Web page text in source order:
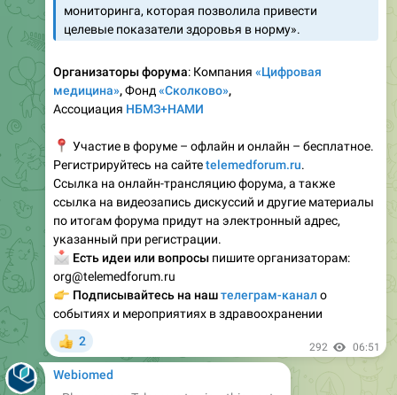
мониторинга, которая позволила привести
целевые показатели здоровья в норму».
Организаторы форума: Компания «Цифровая
медицина»,Фонд «Сколково»,
Ассоциация НБМЗ+НАМИ
Участие в форуме – офлайн и онлайн – бесплатное.
Регистрируйтесь на сайтеtelemedforum.ru.
Ссылка на онлайн-трансляцию форума, а также
ссылка на видеозапись дискуссий и другие материалы
по итогам форума придут на электронный адрес,
указанный при регистрации.
Есть идеи или вопросы пишите организаторам:
org@telemedforum.ru
Подписывайтесь на наштелеграм-канало
событиях и мероприятиях в здравоохранении
2 292 06:51
Webiomed